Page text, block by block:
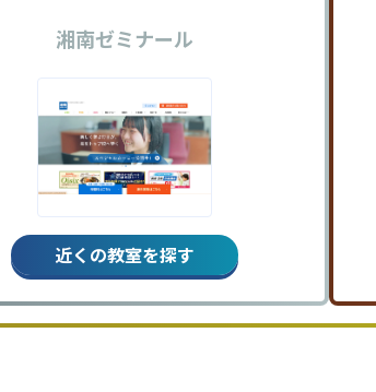
湘南ゼミナール
近くの教室を探す